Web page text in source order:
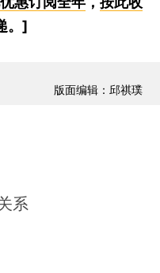
。]
版面编辑：邱祺璞
系